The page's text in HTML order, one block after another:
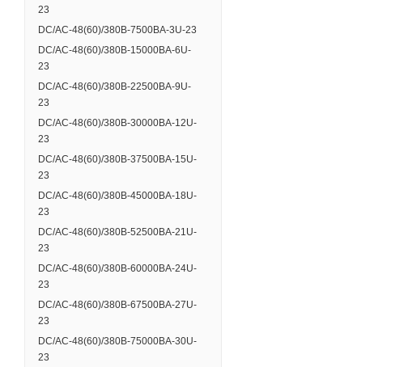
23
DC/AC-48(60)/380B-7500BA-3U-23
DC/AC-48(60)/380B-15000BA-6U-
23
DC/AC-48(60)/380B-22500BA-9U-
23
DC/AC-48(60)/380B-30000BA-12U-
23
DC/AC-48(60)/380B-37500BA-15U-
23
DC/AC-48(60)/380B-45000BA-18U-
23
DC/AC-48(60)/380B-52500BA-21U-
23
DC/AC-48(60)/380B-60000BA-24U-
23
DC/AC-48(60)/380B-67500BA-27U-
23
DC/AC-48(60)/380B-75000BA-30U-
23